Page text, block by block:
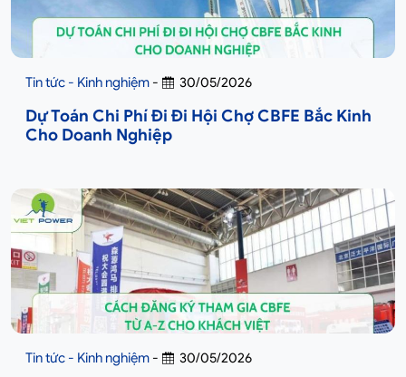
Tin tức - Kinh nghiệm - 30/05/2026
Dự Toán Chi Phí Đi Đi Hội Chợ CBFE Bắc Kinh
Cho Doanh Nghiệp
Tin tức - Kinh nghiệm - 30/05/2026